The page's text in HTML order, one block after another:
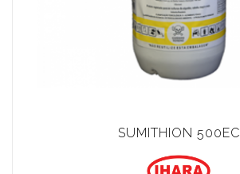
SUMITHION 500EC